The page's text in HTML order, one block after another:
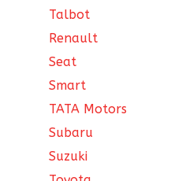
Talbot
Renault
Seat
Smart
TATA Motors
Subaru
Suzuki